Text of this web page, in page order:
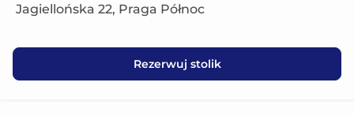
Jagiellońska 22, Praga Północ
Rezerwuj stolik